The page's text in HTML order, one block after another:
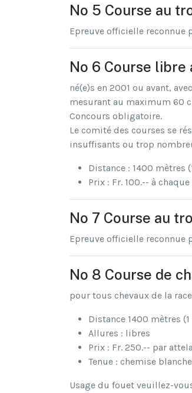
No 5 Course au
Epreuve officielle reconnue
No 6 Course libre
né(e)s en 2001 ou avant,
mesurant au maximum 60
Concours obligatoire.
Le comité des courses se
insuffisants ou trop
Distance : 1400 mètres
Prix : Fr. 100.-- à
No 7 Course au
Epreuve officielle reconnue
No 8 Course de
pour tous chevaux de la
Distance 1400 mètres
Allures : libres
Prix : Fr. 250.-- par
Tenue : chemise
Usage du fouet veuillez-